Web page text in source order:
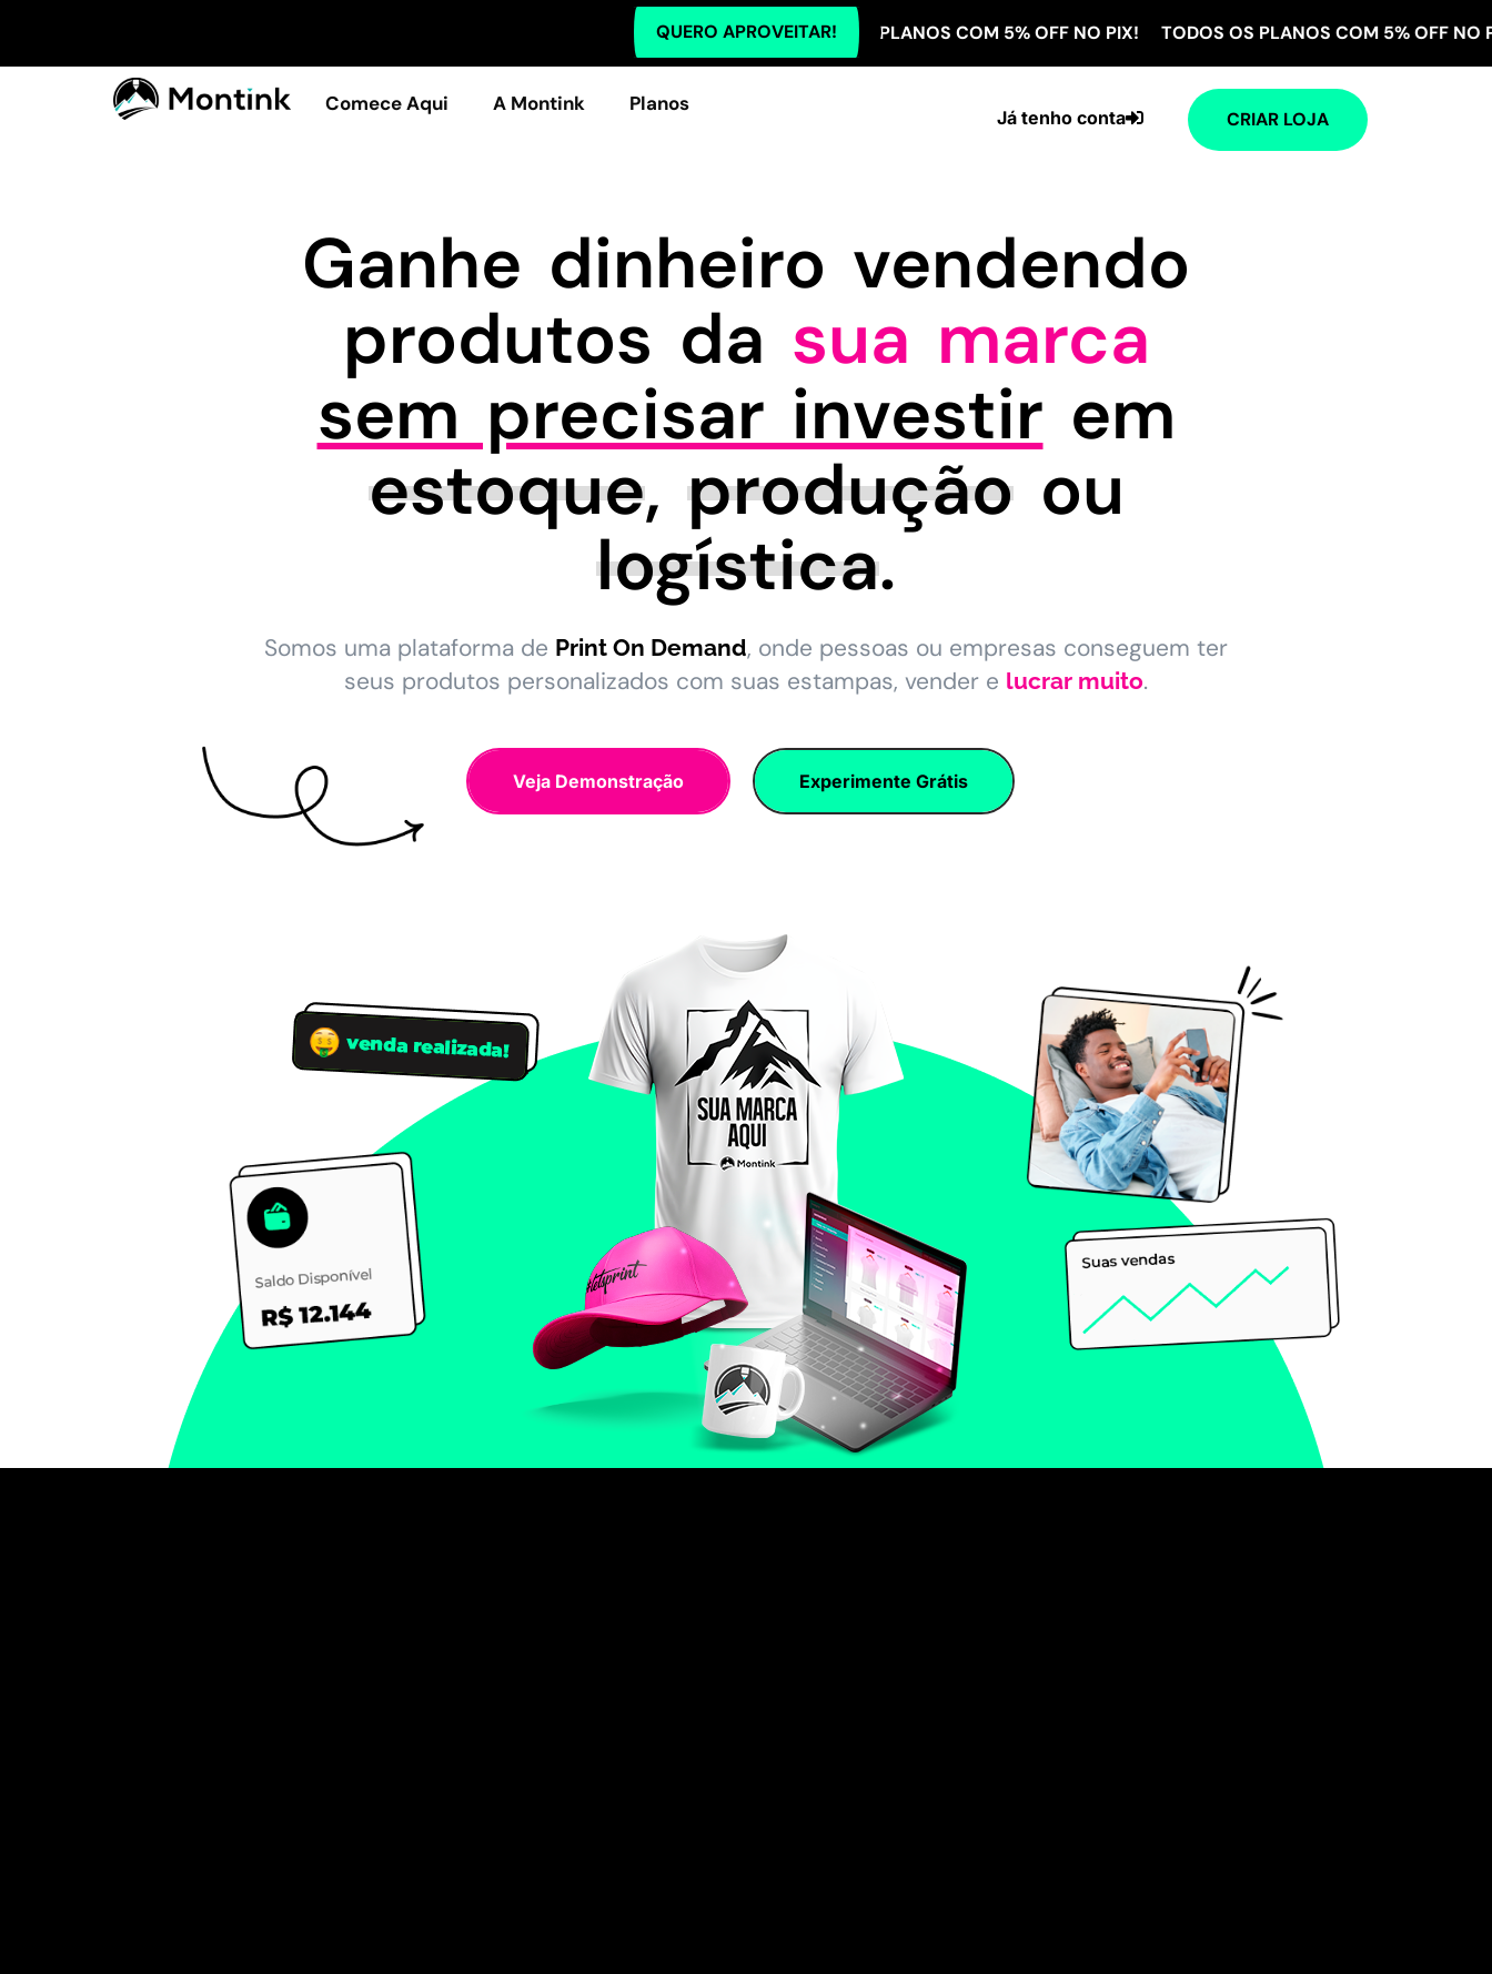
QUERO APROVEITAR!
TODOS OS PLANOS COM 5% OFF NO PIX! TODOS OS PLANOS COM 5% OFF NO PIX!
Comece Aqui A Montink Planos
CRIAR LOJA
Já tenho conta
Ganhe dinheiro vendendo
produtos da sua marca
sem precisar investir em
estoque, produçãoou
logística.
Somos uma plataforma de Print On Demand, onde pessoas ou empresas conseguem ter
seus produtos personalizados com suas estampas, vender e lucrar muito.
Veja Demonstração Experimente Grátis